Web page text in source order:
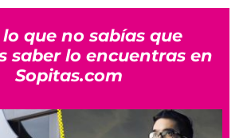
lo que no sabías que
saber lo encuentras en
Sopitas.com